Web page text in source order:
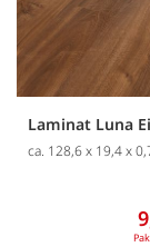
Laminat Luna
ca. 128,6 x 19,4 x